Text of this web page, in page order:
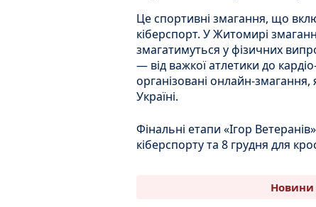
Це спортивні змагання, що
кіберспорт. У Житомирі
змагатимуться у фізичних
— від важкої атлетики до
організовані онлайн-
Україні.
Фінальні етапи «Ігор
кіберспорту та 8 грудня для